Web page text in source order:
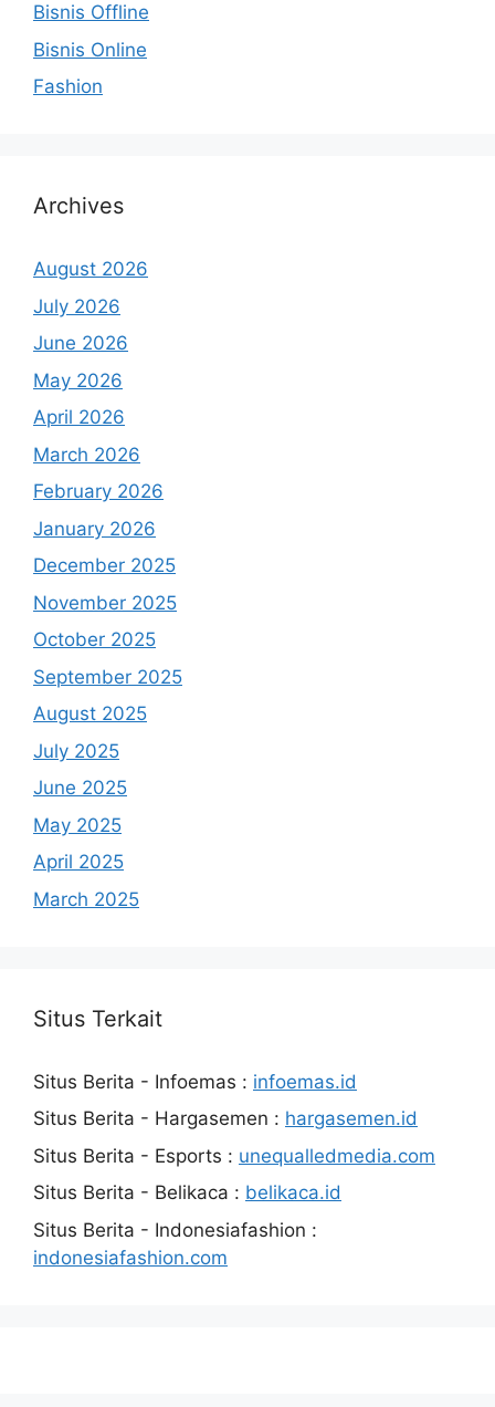
Bisnis Offline
Bisnis Online
Fashion
Archives
August 2026
July 2026
June 2026
May 2026
April 2026
March 2026
February 2026
January 2026
December 2025
November 2025
October 2025
September 2025
August 2025
July 2025
June 2025
May 2025
April 2025
March 2025
Situs Terkait
Situs Berita - Infoemas : infoemas.id
Situs Berita - Hargasemen : hargasemen.id
Situs Berita - Esports : unequalledmedia.com
Situs Berita - Belikaca : belikaca.id
Situs Berita - Indonesiafashion :
indonesiafashion.com